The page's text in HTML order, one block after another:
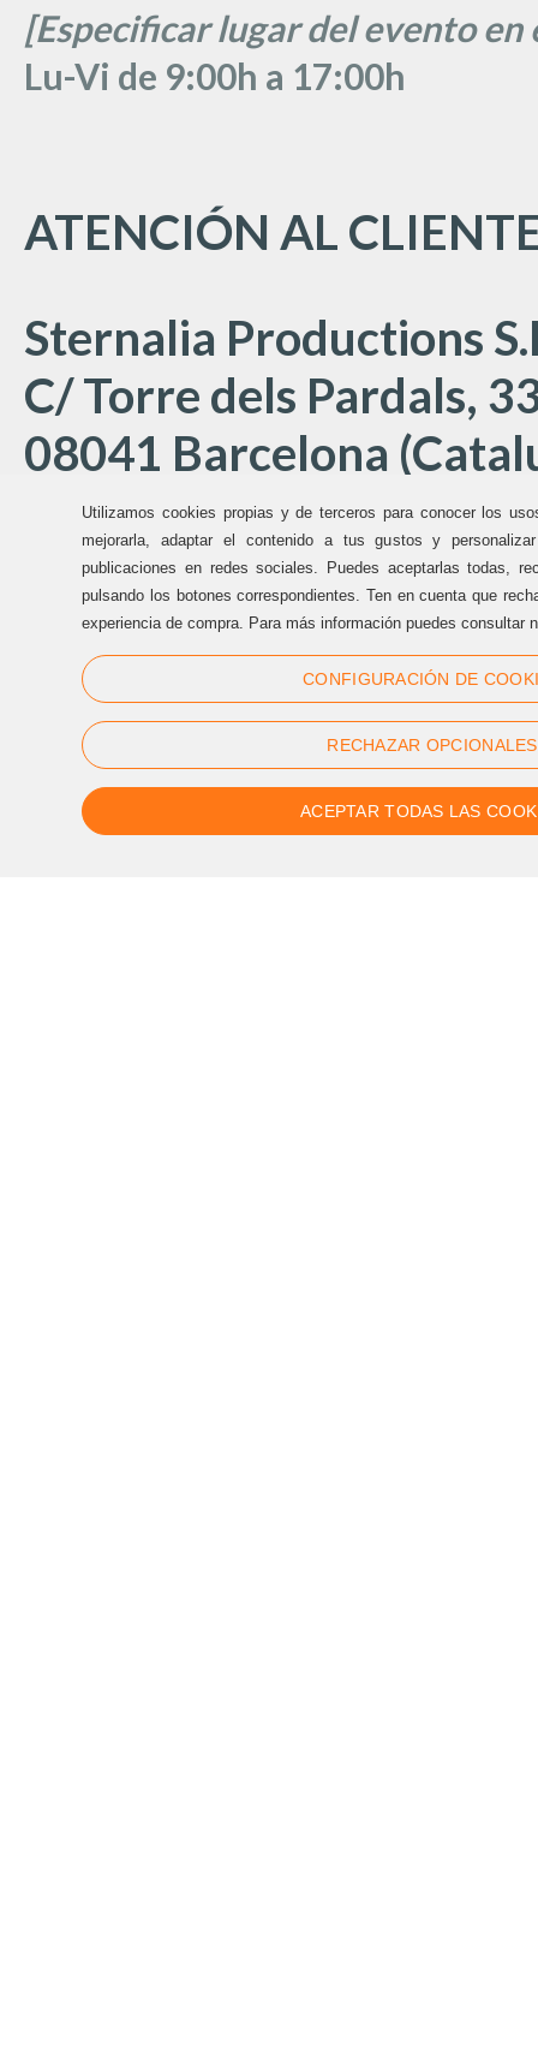
[Especificar lugar del evento en
Lu-Vi de 9:00h a 17:00h
ATENCIÓN AL
Sternalia Productions
C/ Torre dels Pardals,
08041 Barcelona
Oficinas Sternalia:
(+34) 93 170 17 97
info@sternalia.com
Lu-Vi de 9:00h a 17:00h
Utilizamos cookies propias y de terceros para conocer los
mejorarla, adaptar el contenido a tus gustos y
publicaciones en redes sociales. Puedes aceptarlas todas,
pulsando los botones correspondientes. Ten en cuenta que
experiencia de compra. Para más información puedes consultar
CONFIGURACIÓN DE
RECHAZAR OPCIONALES
ACEPTAR TODAS LAS